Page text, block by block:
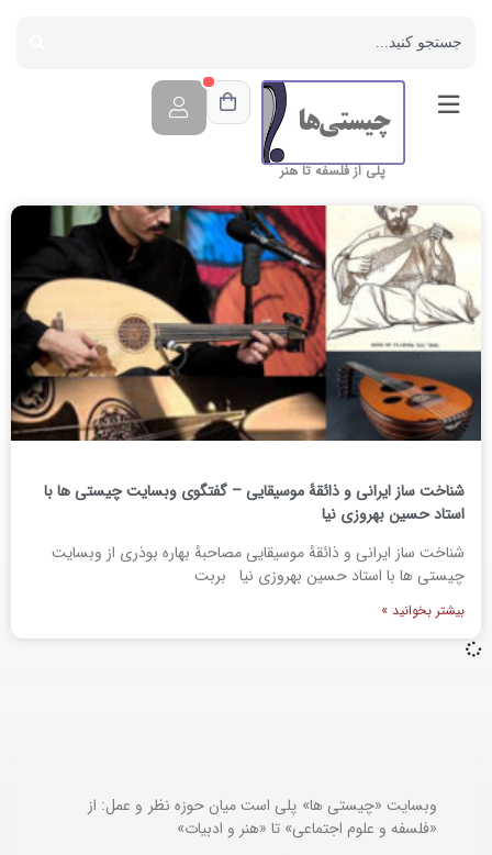
پلی از فلسفه تا هنر
شناخت ساز ایرانی و ذائقۀ موسیقایی – گفتگوی وبسایت چیستی ها با
استاد حسین بهروزی نیا
شناخت ساز ایرانی و ذائقۀ موسیقایی مصاحبۀ بهاره بوذری از وبسایت
چیستی ها با استاد حسین بهروزی نیا بربت
بیشتر بخوانید »
وبسایت «چیستی ها» پلی است میان حوزه نظر و عمل: از
«فلسفه و علوم اجتماعی» تا «هنر و ادبیات»